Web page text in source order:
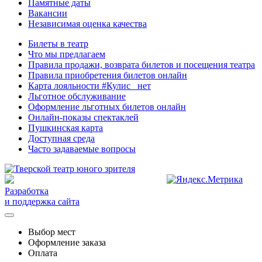
Памятные даты
Вакансии
Независимая оценка качества
Билеты в театр
Что мы предлагаем
Правила продажи, возврата билетов и посещения театра
Правила приобретения билетов онлайн
Карта лояльности #Кулис _нет
Льготное обслуживание
Оформление льготных билетов онлайн
Онлайн-показы спектаклей
Пушкинская карта
Доступная среда
Часто задаваемые вопросы
Разработка
и поддержка сайта
Выбор мест
Оформление заказа
Оплата